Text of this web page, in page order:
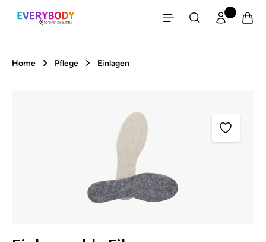
Zum Hauptinhalt springen
Home Pflege Einlagen